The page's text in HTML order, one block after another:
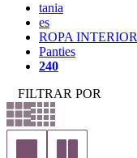
tania
es
ROPA INTERIOR
Panties
240
FILTRAR POR